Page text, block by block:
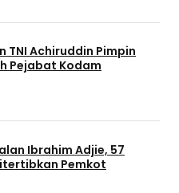
TNI Achiruddin Pimpin
Pejabat Kodam
Ibrahim Adjie, 57
Pemkot